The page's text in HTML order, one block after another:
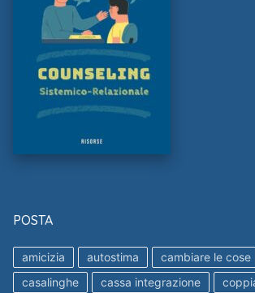
POSTA
amicizia autostima cambiare le cose
casalinghe
cassa integrazione